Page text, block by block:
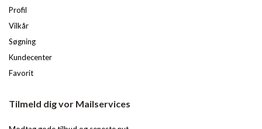
Profil
Vilkår
Søgning
Kundecenter
Favorit
Tilmeld dig vor Mailservices